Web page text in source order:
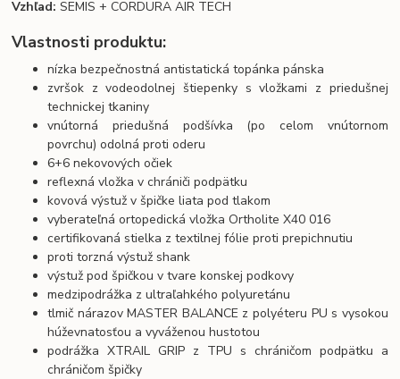
Vzhľad: SEMIS + CORDURA AIR TECH
Vlastnosti produktu:
nízka bezpečnostná antistatická topánka pánska
zvršok z vodeodolnej štiepenky s vložkami z priedušnej
technickej tkaniny
vnútorná priedušná podšívka (po celom vnútornom
povrchu) odolná proti oderu
6+6 nekovových očiek
reflexná vložka v chrániči podpätku
kovová výstuž v špičke liata pod tlakom
vyberateľná ortopedická vložka Ortholite X40 016
certifikovaná stielka z textilnej fólie proti prepichnutiu
proti torzná výstuž shank
výstuž pod špičkou v tvare konskej podkovy
medzipodrážka z ultraľahkého polyuretánu
tlmič nárazov MASTER BALANCE z polyéteru PU s vysokou
húževnatosťou a vyváženou hustotou
podrážka XTRAIL GRIP z TPU s chráničom podpätku a
chráničom špičky